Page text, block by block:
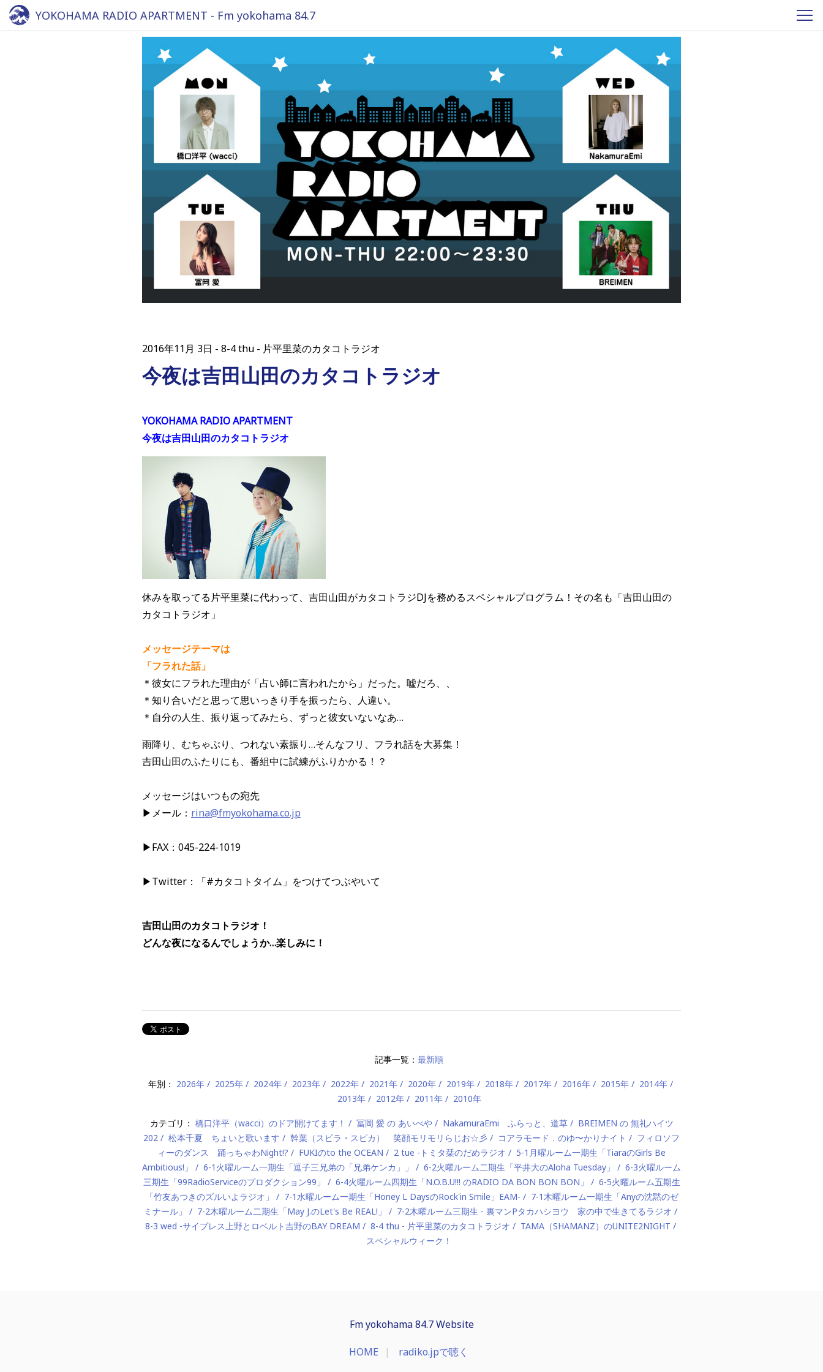
YOKOHAMA RADIO APARTMENT - Fm yokohama 84.7
2016年11月 3日 8-4 thu - 片平里菜のカタコトラジオ
今夜は吉田山田のカタコトラジオ
YOKOHAMA RADIO APARTMENT
今夜は吉田山田のカタコトラジオ
休みを取ってる片平里菜に代わって、吉田山田がカタコトラジDJを務めるスペシャルプログラム！その名も「吉田山田の
カタコトラジオ」
メッセージテーマは
「フラれた話」
＊彼女にフラれた理由が「占い師に言われたから」だった。嘘だろ、、
＊知り合いだと思って思いっきり手を振ったら、人違い。
＊自分の人生、振り返ってみたら、ずっと彼女いないなあ…
雨降り、むちゃぶり、つれない素振り…そんなフリ、フラれ話を大募集！
吉田山田のふたりにも、番組中に試練がふりかかる！？
メッセージはいつもの宛先
▶メール： rina@fmyokohama.co.jp
▶FAX：045-224-1019
▶Twitter：「#カタコトタイム」をつけてつぶやいて
吉田山田のカタコトラジオ！
どんな夜になるんでしょうか…楽しみに！
記事一覧： 最新順
年別： 2026年 2025年 2024年 2023年 2022年 2021年 2020年 2019年 2018年 2017年 2016年 2015年
2014年
2013年
2012年 2011年 2010年
カテゴリ： 橋口洋平（wacci）のドア開けてます！ 冨岡 愛 の あいべや NakamuraEmi ふらっと、道草
BREIMEN の 無礼ハイツ
202
松本千夏 ちょいと歌います 幹葉（スピラ・スピカ） 笑顔モリモリらじお☆彡 コアラモード．のゆ〜かりナイト
フィロソフ
ィーのダンス 踊っちゃわNight!?
FUKIのto the OCEAN 2 tue -トミタ栞のだめラジオ
5-1月曜ルーム一期生「TiaraのGirls Be
Ambitious!」
6-1火曜ルーム一期生「逗子三兄弟の「兄弟ケンカ」」 6-2火曜ルーム二期生「平井大のAloha Tuesday」
6-3火曜ルーム
三期生「99RadioServiceのプロダクション99」
6-4火曜ルーム四期生「N.O.B.U!!! のRADIO DA BON BON BON」
6-5火曜ルーム五期生
「竹友あつきのズルいよラジオ」
7-1水曜ルーム一期生「Honey L DaysのRock'in Smile」EAM-
7-1木曜ルーム一期生「Anyの沈黙のゼ
ミナール」
7-2木曜ルーム二期生「May J.のLet's Be REAL!」
7-2木曜ルーム三期生 - 裏マンPタカハシヨウ 家の中で生きてるラジオ
8-3 wed -サイプレス上野とロベルト吉野のBAY DREAM
8-4 thu - 片平里菜のカタコトラジオ
TAMA（SHAMANZ）のUNITE2NIGHT
スペシャルウィーク！
Fm yokohama 84.7 Website
HOME radiko.jpで聴く